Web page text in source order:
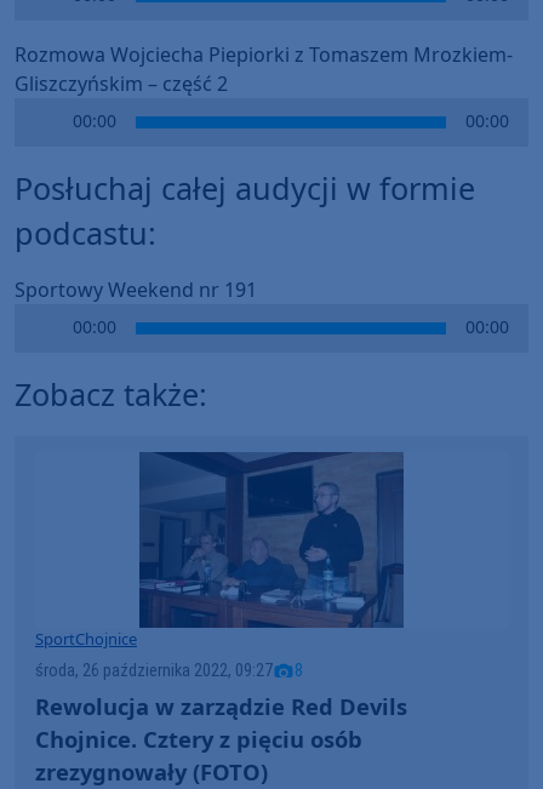
Rozmowa Wojciecha Piepiorki z Tomaszem Mrozkiem-
Gliszczyńskim – część 2
00:00 00:00
Posłuchaj całej audycji w formie
podcastu:
Sportowy Weekend nr 191
00:00 00:00
Zobacz także:
SportChojnice
środa, 26 października 2022, 09:27 8
Rewolucja w zarządzie Red Devils
Chojnice. Cztery z pięciu osób
zrezygnowały (FOTO)